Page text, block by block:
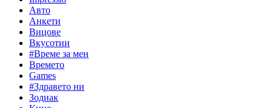
Авто
Анкети
Вицове
Вкусотии
#Време за мен
Времето
Games
#Здравето ни
Зодиак